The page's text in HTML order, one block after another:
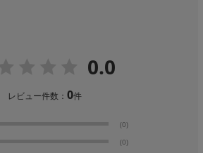
0.0
レビュー件数：0件
(0)
(0)